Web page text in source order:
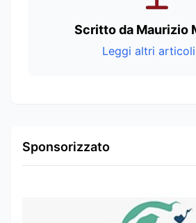
Scritto da Maurizio
Leggi altri articoli
Sponsorizzato